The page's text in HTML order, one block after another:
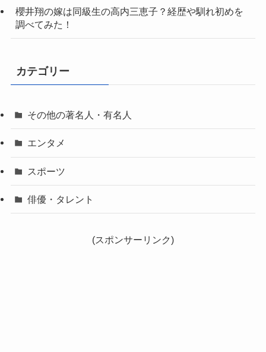
櫻井翔の嫁は同級生の高内三恵子？経歴や馴れ初めを
調べてみた！
カテゴリー
その他の著名人・有名人
エンタメ
スポーツ
俳優・タレント
(スポンサーリンク)